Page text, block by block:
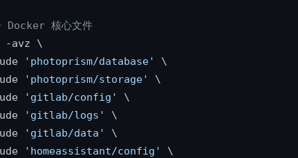
核心文件
-avz \
'photoprism/database'
\
'photoprism/storage'
\
'gitlab/config'
\
'gitlab/logs'
\
'gitlab/data'
\
'homeassistant/config'
\